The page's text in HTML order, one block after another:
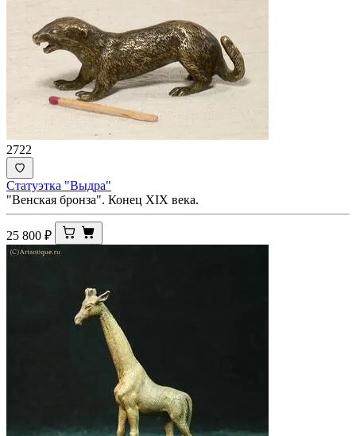
2722
Статуэтка "Выдра"
"Венская бронза". Конец XIX века.
25 800 ₽